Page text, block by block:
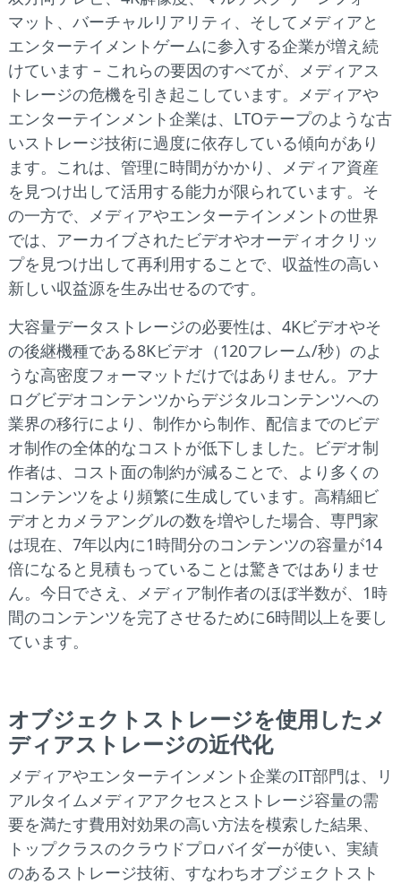
マット、バーチャルリアリティ、そしてメディアと
エンターテイメントゲームに参入する企業が増え続
けています – これらの要因のすべてが、メディアス
トレージの危機を引き起こしています。メディアや
エンターテインメント企業は、LTOテープのような古
いストレージ技術に過度に依存している傾向があり
ます。これは、管理に時間がかかり、メディア資産
を見つけ出して活用する能力が限られています。そ
の一方で、メディアやエンターテインメントの世界
では、アーカイブされたビデオやオーディオクリッ
プを見つけ出して再利用することで、収益性の高い
新しい収益源を生み出せるのです。
大容量データストレージの必要性は、4Kビデオやそ
の後継機種である8Kビデオ（120フレーム/秒）のよ
うな高密度フォーマットだけではありません。アナ
ログビデオコンテンツからデジタルコンテンツへの
業界の移行により、制作から制作、配信までのビデ
オ制作の全体的なコストが低下しました。ビデオ制
作者は、コスト面の制約が減ることで、より多くの
コンテンツをより頻繁に生成しています。高精細ビ
デオとカメラアングルの数を増やした場合、専門家
は現在、7年以内に1時間分のコンテンツの容量が14
倍になると見積もっていることは驚きではありませ
ん。今日でさえ、メディア制作者のほぼ半数が、1時
間のコンテンツを完了させるために6時間以上を要し
ています。
オブジェクトストレージを使用したメ
ディアストレージの近代化
メディアやエンターテインメント企業のIT部門は、リ
アルタイムメディアアクセスとストレージ容量の需
要を満たす費用対効果の高い方法を模索した結果、
トップクラスのクラウドプロバイダーが使い、実績
のあるストレージ技術、すなわちオブジェクトスト